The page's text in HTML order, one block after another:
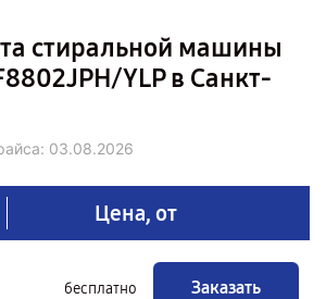
стиральной машины
YLP в Санкт-
03.08.2026
Цена, от
бесплатно Заказать